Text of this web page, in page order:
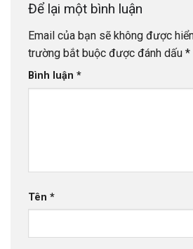
Để lại một bình luận
Email của bạn sẽ không được
trường bắt buộc được đánh dấu *
Bình luận *
Tên *